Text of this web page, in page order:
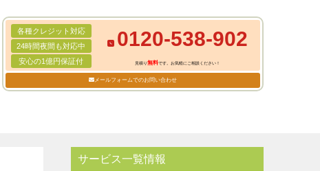
各種クレジット対応
24時間夜間も対応中
安心の1億円保証付
0120-538-902
見積り無料です。お気軽にご相談ください！
メールフォームでのお問い合わせ
サービス一覧情報